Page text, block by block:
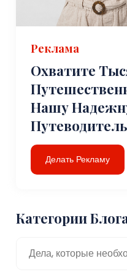
Реклама
Охватите
Нашу
Делать Рекламу
Категории
Дела, которые